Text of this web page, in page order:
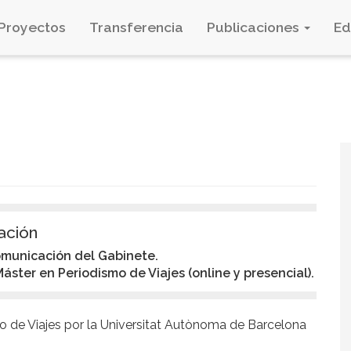
Transferencia Publicaciones
del Gabinete.
en Periodismo de Viajes (online y presencial).
de Viajes por la Universitat Autònoma de Barcelona